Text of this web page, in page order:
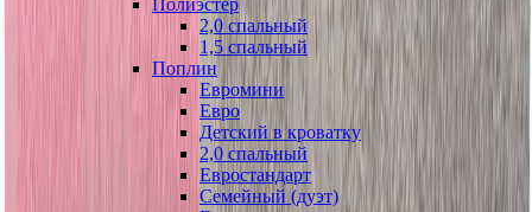
Полиэстер
2,0 спальный
1,5 спальный
Поплин
Евромини
Евро
Детский в кроватку
2,0 спальный
Евростандарт
Семейный (дуэт)